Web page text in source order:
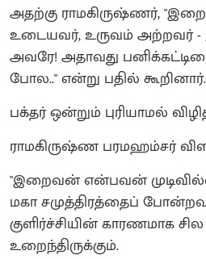
அதற்கு ராமகிருஷ்ணர்,
உடையவர், உருவம் அற்றவர்
அவரே! அதாவது
போல.." என்று பதில் கூறினார்.
பக்தர் ஒன்றும் புரியாமல்
ராமகிருஷ்ண பரமஹம்சர்
"இறைவன் என்பவன்
மகா சமுத்திரத்தைப்
குளிர்ச்சியின் காரணமாக
உறைந்திருக்கும்.